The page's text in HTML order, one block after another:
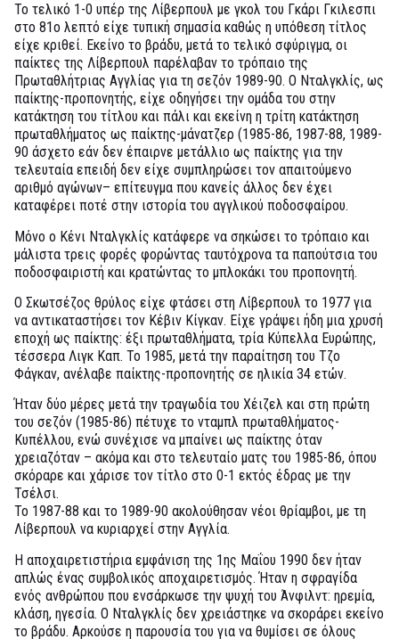
Το τελικό 1-0 υπέρ της Λίβερπουλ με γκολ του Γκάρι Γκιλεσπι
στο 81ο λεπτό είχε τυπική σημασία καθώς η υπόθεση τίτλος
είχε κριθεί. Εκείνο το βράδυ, μετά το τελικό σφύριγμα, οι
παίκτες της Λίβερπουλ παρέλαβαν το τρόπαιο της
Πρωταθλήτριας Αγγλίας για τη σεζόν 1989-90. Ο Νταλγκλίς, ως
παίκτης-προπονητής, είχε οδηγήσει την ομάδα του στην
κατάκτηση του τίτλου και πάλι και εκείνη η τρίτη κατάκτηση
πρωταθλήματος ως παίκτης-μάνατζερ (1985-86, 1987-88, 1989-
90 άσχετο εάν δεν έπαιρνε μετάλλιο ως παίκτης για την
τελευταία επειδή δεν είχε συμπληρώσει τον απαιτούμενο
αριθμό αγώνων– επίτευγμα που κανείς άλλος δεν έχει
καταφέρει ποτέ στην ιστορία του αγγλικού ποδοσφαίρου.
Μόνο ο Κένι Νταλγκλίς κατάφερε να σηκώσει το τρόπαιο και
μάλιστα τρεις φορές φορώντας ταυτόχρονα τα παπούτσια του
ποδοσφαιριστή και κρατώντας το μπλοκάκι του προπονητή.
Ο Σκωτσέζος θρύλος είχε φτάσει στη Λίβερπουλ το 1977 για
να αντικαταστήσει τον Κέβιν Κίγκαν. Είχε γράψει ήδη μια χρυσή
εποχή ως παίκτης: έξι πρωταθλήματα, τρία Κύπελλα Ευρώπης,
τέσσερα Λιγκ Καπ. Το 1985, μετά την παραίτηση του Τζο
Φάγκαν, ανέλαβε παίκτης-προπονητής σε ηλικία 34 ετών.
Ήταν δύο μέρες μετά την τραγωδία του Χέιζελ και στη πρώτη
του σεζόν (1985-86) πέτυχε το νταμπλ πρωταθλήματος-
Κυπέλλου, ενώ συνέχισε να μπαίνει ως παίκτης όταν
χρειαζόταν – ακόμα και στο τελευταίο ματς του 1985-86, όπου
σκόραρε και χάρισε τον τίτλο στο 0-1 εκτός έδρας με την
Τσέλσι.
Το 1987-88 και το 1989-90 ακολούθησαν νέοι θρίαμβοι, με τη
Λίβερπουλ να κυριαρχεί στην Αγγλία.
Η αποχαιρετιστήρια εμφάνιση της 1ης Μαΐου 1990 δεν ήταν
απλώς ένας συμβολικός αποχαιρετισμός. Ήταν η σφραγίδα
ενός ανθρώπου που ενσάρκωσε την ψυχή του Άνφιλντ: ηρεμία,
κλάση, ηγεσία. Ο Νταλγκλίς δεν χρειάστηκε να σκοράρει εκείνο
το βράδυ. Αρκούσε η παρουσία του για να θυμίσει σε όλους